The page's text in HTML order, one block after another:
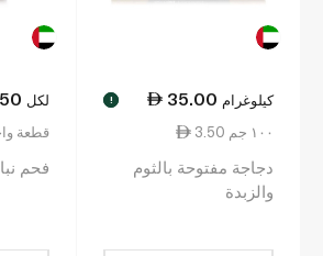
35.00 كيلوغرام !
3.50 ١٠٠ جم
دجاجة مفتوحة بالثوم
والزبدة
لكل
34.50 قطعة
فحم